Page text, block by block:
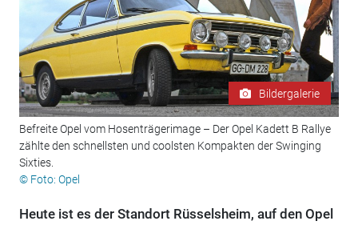
Bildergalerie
Befreite Opel vom Hosenträgerimage – Der Opel Kadett B Rallye
zählte den schnellsten und coolsten Kompakten der Swinging
Sixties.
© Foto: Opel
Heute ist es der Standort Rüsselsheim, auf den Opel